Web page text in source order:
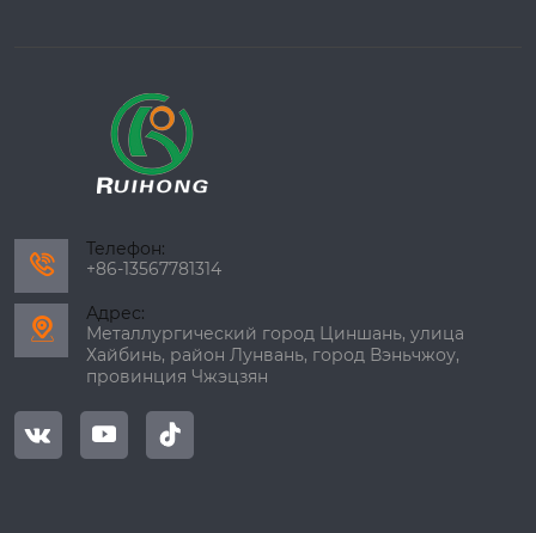

Телефон:
+86-13567781314

Адрес:
Металлургический город Циншань, улица
Хайбинь, район Лунвань, город Вэньчжоу,
провинция Чжэцзян
  